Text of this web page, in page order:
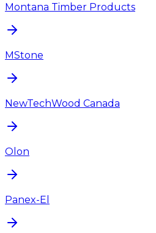
Montana Timber Products
MStone
NewTechWood Canada
Olon
Panex-El